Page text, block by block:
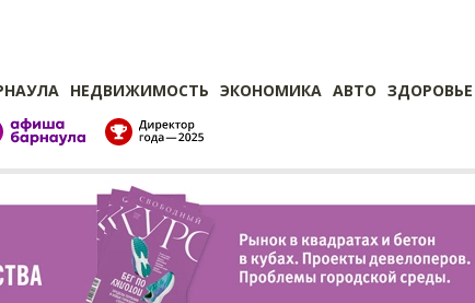
НЕДВИЖИМОСТЬ ЭКОНОМИКА АВТО ЗДОРОВЬЕ